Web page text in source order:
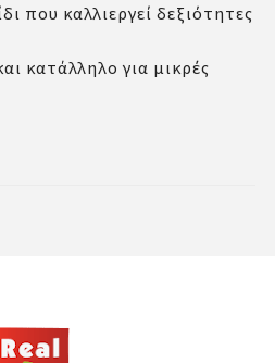
που καλλιεργεί δεξιότητες
κατάλληλο για μικρές